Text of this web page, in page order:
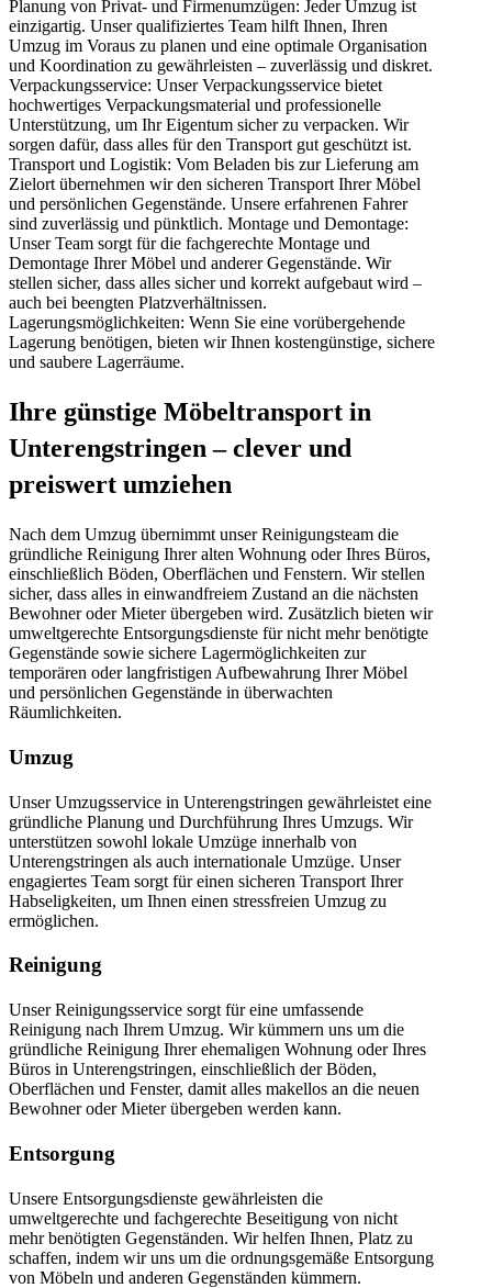
Planung von Privat- und Firmenumzügen: Jeder Umzug ist
einzigartig. Unser qualifiziertes Team hilft Ihnen, Ihren
Umzug im Voraus zu planen und eine optimale Organisation
und Koordination zu gewährleisten – zuverlässig und diskret.
Verpackungsservice: Unser Verpackungsservice bietet
hochwertiges Verpackungsmaterial und professionelle
Unterstützung, um Ihr Eigentum sicher zu verpacken. Wir
sorgen dafür, dass alles für den Transport gut geschützt ist.
Transport und Logistik: Vom Beladen bis zur Lieferung am
Zielort übernehmen wir den sicheren Transport Ihrer Möbel
und persönlichen Gegenstände. Unsere erfahrenen Fahrer
sind zuverlässig und pünktlich. Montage und Demontage:
Unser Team sorgt für die fachgerechte Montage und
Demontage Ihrer Möbel und anderer Gegenstände. Wir
stellen sicher, dass alles sicher und korrekt aufgebaut wird –
auch bei beengten Platzverhältnissen.
Lagerungsmöglichkeiten: Wenn Sie eine vorübergehende
Lagerung benötigen, bieten wir Ihnen kostengünstige, sichere
und saubere Lagerräume.
Ihre günstige Möbeltransport in
Unterengstringen – clever und
preiswert umziehen
Nach dem Umzug übernimmt unser Reinigungsteam die
gründliche Reinigung Ihrer alten Wohnung oder Ihres Büros,
einschließlich Böden, Oberflächen und Fenstern. Wir stellen
sicher, dass alles in einwandfreiem Zustand an die nächsten
Bewohner oder Mieter übergeben wird. Zusätzlich bieten wir
umweltgerechte Entsorgungsdienste für nicht mehr benötigte
Gegenstände sowie sichere Lagermöglichkeiten zur
temporären oder langfristigen Aufbewahrung Ihrer Möbel
und persönlichen Gegenstände in überwachten
Räumlichkeiten.
Umzug
Unser Umzugsservice in Unterengstringen gewährleistet eine
gründliche Planung und Durchführung Ihres Umzugs. Wir
unterstützen sowohl lokale Umzüge innerhalb von
Unterengstringen als auch internationale Umzüge. Unser
engagiertes Team sorgt für einen sicheren Transport Ihrer
Habseligkeiten, um Ihnen einen stressfreien Umzug zu
ermöglichen.
Reinigung
Unser Reinigungsservice sorgt für eine umfassende
Reinigung nach Ihrem Umzug. Wir kümmern uns um die
gründliche Reinigung Ihrer ehemaligen Wohnung oder Ihres
Büros in Unterengstringen, einschließlich der Böden,
Oberflächen und Fenster, damit alles makellos an die neuen
Bewohner oder Mieter übergeben werden kann.
Entsorgung
Unsere Entsorgungsdienste gewährleisten die
umweltgerechte und fachgerechte Beseitigung von nicht
mehr benötigten Gegenständen. Wir helfen Ihnen, Platz zu
schaffen, indem wir uns um die ordnungsgemäße Entsorgung
von Möbeln und anderen Gegenständen kümmern.